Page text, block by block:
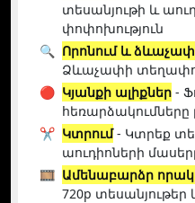
տեսանյութի և
փոփոխություն
🔍 Որոնում և
Ձևաչափի
🔴 Կյանքի ալիքներ -
հեռարձակումները
✂️ Կտրում- Կտրեք
աուդիոների
🎞️ Ամենաբարձր
720p տեսանյութեր